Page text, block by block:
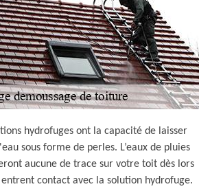
hydrofuges ont la capacité de laisser
sous forme de perles. L’eaux de pluies
aucune de trace sur votre toit dès lors
entrent contact avec la solution hydrofuge.